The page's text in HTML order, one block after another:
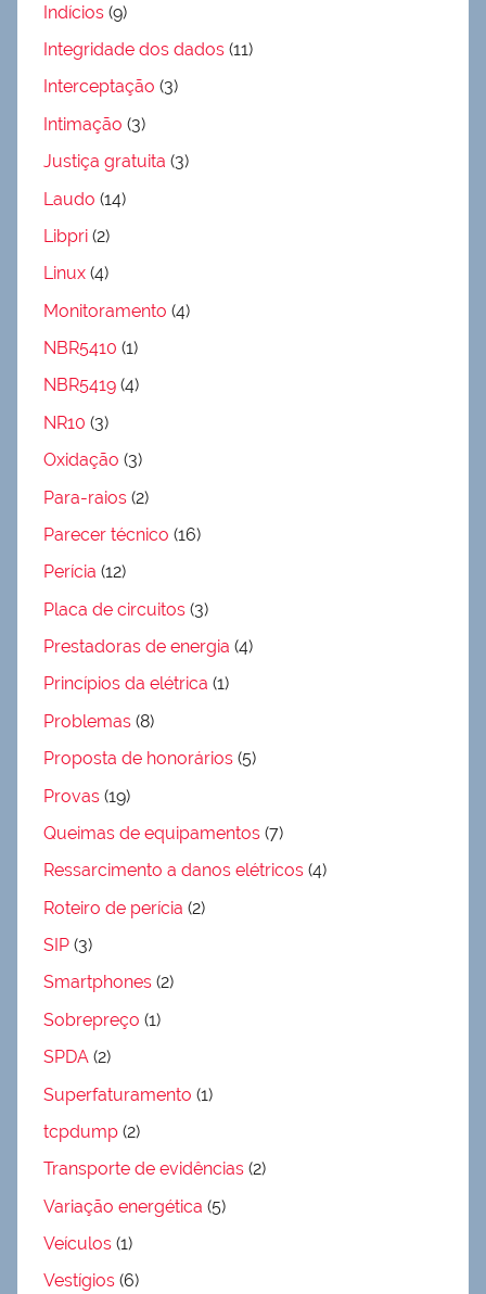
Indícios (9)
Integridade dos dados (11)
Interceptação (3)
Intimação (3)
Justiça gratuita (3)
Laudo (14)
Libpri (2)
Linux (4)
Monitoramento (4)
NBR5410 (1)
NBR5419 (4)
NR10 (3)
Oxidação (3)
Para-raios (2)
Parecer técnico (16)
Perícia (12)
Placa de circuitos (3)
Prestadoras de energia (4)
Princípios da elétrica (1)
Problemas (8)
Proposta de honorários (5)
Provas (19)
Queimas de equipamentos (7)
Ressarcimento a danos elétricos (4)
Roteiro de perícia (2)
SIP (3)
Smartphones (2)
Sobrepreço (1)
SPDA (2)
Superfaturamento (1)
tcpdump (2)
Transporte de evidências (2)
Variação energética (5)
Veículos (1)
Vestígios (6)